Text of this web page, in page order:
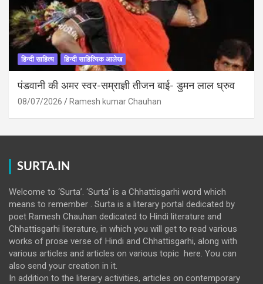
हिन्दी साहित्य हिन्दी साहित्यिक आलेख
पंडवानी की अमर स्वर-सम्राज्ञी तीजन बाई- डुमन लाल ध्रुव
08/07/2026 Ramesh kumar Chauhan
SURTA.IN
Welcome to ‘Surta’. ‘Surta’ is a Chhattisgarhi word which
means to remember . Surta is a literary portal dedicated by
poet Ramesh Chauhan dedicated to Hindi literature and
Chhattisgarhi literature, in which you will get to read various
works of prose verse of Hindi and Chhattisgarhi, along with
various articles and articles on various topic here. You can
also send your creation in it.
In addition to the literary activities, articles on contemporary